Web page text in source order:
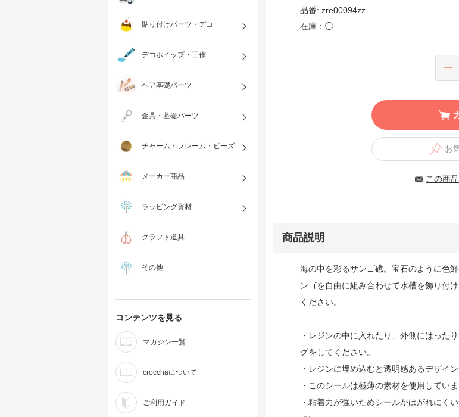
貼り付けパーツ・デコ
デコホイップ・工作
ヘア基礎パーツ
金具・基礎パーツ
チャーム・フレーム・ビーズ
メーカー商品
ラッピング資材
クラフト道具
その他
コンテンツを見る
マガジン一覧
crocchaについて
ご利用ガイド
品番: zre00094zz
在庫：◯
ー
お
この商
商品説明
海の中を彩るサンゴ礁。宝石のように色
ンゴを自由に組み合わせて水槽を飾り付
ください。
・レジンの中に入れたり、外側にはった
グをしてください。
・レジンに埋め込むと透明感あるデザイ
・このシールは極薄の素材を使用していま
・粘着力が強いためシールがはがれにく